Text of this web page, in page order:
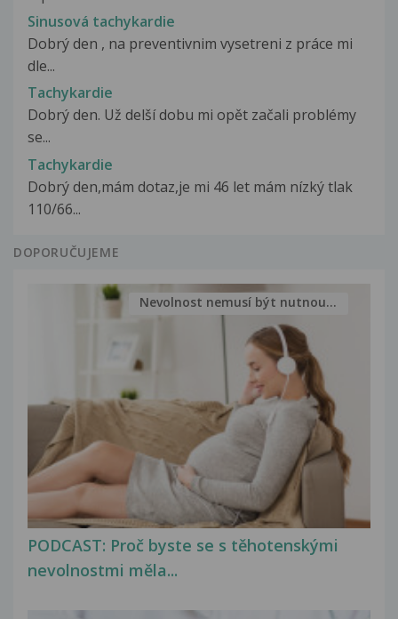
Sinusová tachykardie
Dobrý den , na preventivnim vysetreni z práce mi
dle...
Tachykardie
Dobrý den. Už delší dobu mi opět začali problémy
se...
Tachykardie
Dobrý den,mám dotaz,je mi 46 let mám nízký tlak
110/66...
DOPORUČUJEME
PODCAST: Proč byste se s těhotenskými
nevolnostmi měla...
Nevolnost nemusí být nutnou...